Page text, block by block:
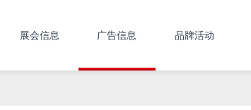
展会信息 广告信息 品牌活动